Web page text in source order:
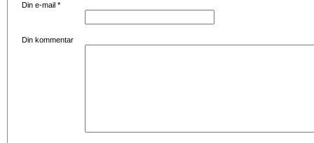
Din e-mail *
Din kommentar